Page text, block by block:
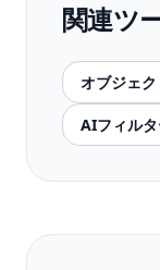
関連ツ
オブジェ
AIフィル